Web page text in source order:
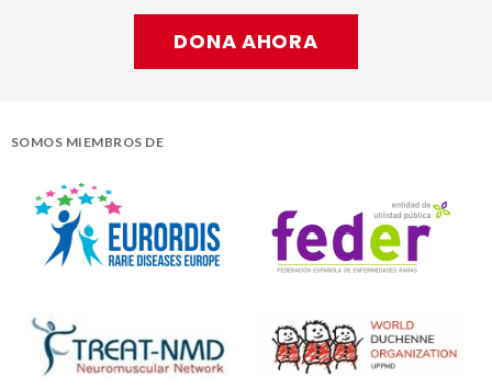
DONA AHORA
SOMOS MIEMBROS DE